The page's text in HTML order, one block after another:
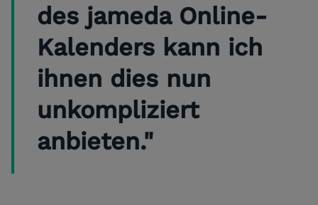
des jameda Online-
Kalenders kann ich
ihnen dies nun
unkompliziert
anbieten."